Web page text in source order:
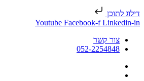
דילוג לתוכן
Youtube Facebook-f Linkedin-in
צור קשר
052-2254848